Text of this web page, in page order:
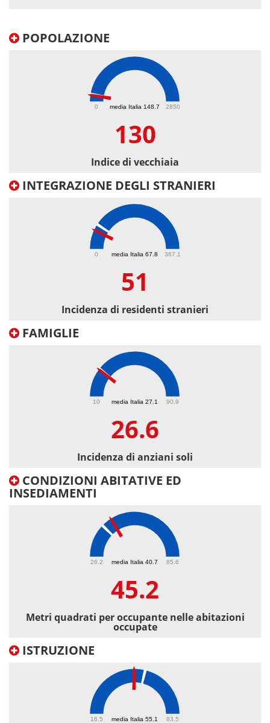
POPOLAZIONE
media Italia 148.7
0 2850
130
Indice di vecchiaia
INTEGRAZIONE DEGLI STRANIERI
media Italia 67.8
0 367.1
51
Incidenza di residenti stranieri
FAMIGLIE
media Italia 27.1
10 90.9
26.6
Incidenza di anziani soli
CONDIZIONI ABITATIVE ED
INSEDIAMENTI
media Italia 40.7
26.2 85.6
45.2
Metri quadrati per occupante nelle abitazioni
occupate
ISTRUZIONE
media Italia 55.1
16.5 83.5